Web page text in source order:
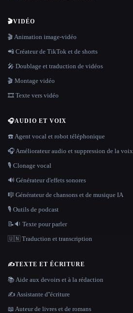
🎬VIDÉO
🎬 Animation image-vidéo
📲 Créateur de TikTok et de shorts
🎤 Doublage et traduction de vidéos
🎬 Montage vidéo
🎞️ Texte vers vidéo
🎧AUDIO ET VOIX
☎️ Agent vocal et robot téléphonique
🎧 Améliorateur audio et suppression de la voix
🎙️ Clonage vocal
🔊 Générateur d'effets sonores
🎼 Générateur de chansons et de musique IA
🎙️ Outils de podcast
📝🔉 Texte pour parler
🇺🇳 Traduction et transcription
✍️TEXTE ET ÉCRITURE
📚 Aide aux devoirs et à la rédaction
✍️ Assistante d''écriture
📖 Auteur de livres et de romans